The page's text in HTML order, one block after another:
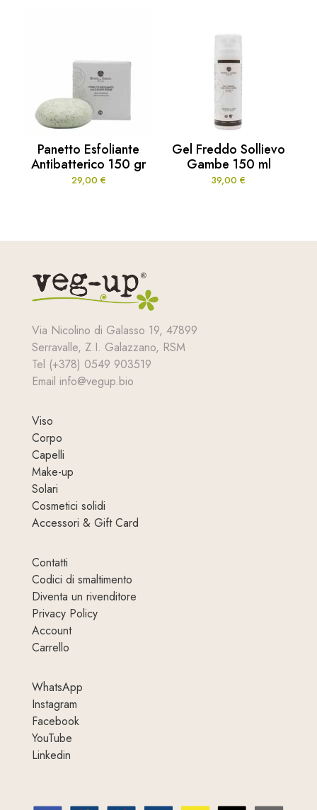
era:
è:
Panetto Esfoliante
Antibatterico 150 gr
29,00 €
Gel Freddo Sollievo
Gambe 150 ml
39,00 €
Via Nicolino di Galasso 19, 47899
Serravalle, Z.I. Galazzano, RSM
Tel (+378) 0549 903519
Email info@vegup.bio
Viso
Corpo
Capelli
Make-up
Solari
Cosmetici solidi
Accessori & Gift Card
Contatti
Codici di smaltimento
Diventa un rivenditore
Privacy Policy
Account
Carrello
WhatsApp
Instagram
Facebook
YouTube
Linkedin